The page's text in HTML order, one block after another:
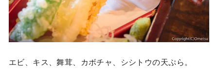
エビ、キス、舞茸、カボチャ、シシトウの天ぷら。